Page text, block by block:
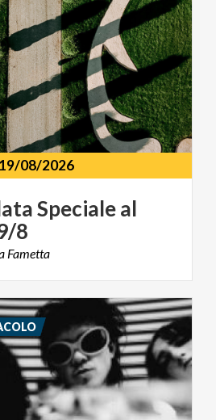
19/08/2026
Specialeal
8
Fametta